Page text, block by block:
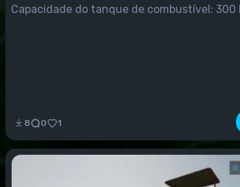
Capacidade do tanque de combustível: 300
8 0 1